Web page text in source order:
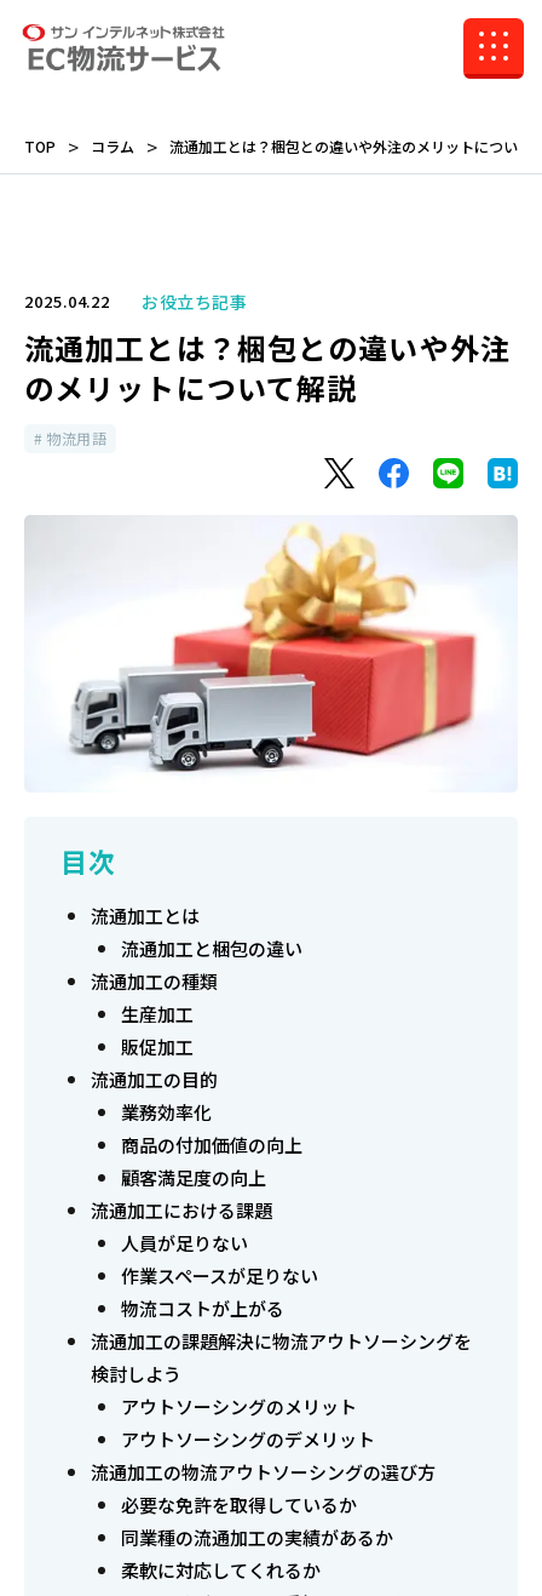
TOP コラム 流通加工とは？梱包との違いや外注のメリットについて
2025.04.22 お役立ち記事
流通加工とは？梱包との違いや外注
のメリットについて解説
物流用語
目次
流通加工とは
流通加工と梱包の違い
流通加工の種類
生産加工
販促加工
流通加工の目的
業務効率化
商品の付加価値の向上
顧客満足度の向上
流通加工における課題
人員が足りない
作業スペースが足りない
物流コストが上がる
流通加工の課題解決に物流アウトソーシングを
検討しよう
アウトソーシングのメリット
アウトソーシングのデメリット
流通加工の物流アウトソーシングの選び方
必要な免許を取得しているか
同業種の流通加工の実績があるか
柔軟に対応してくれるか